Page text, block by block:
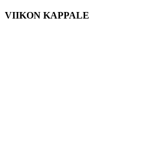
VIIKON KAPPALE